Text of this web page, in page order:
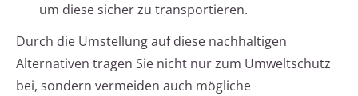
um diese sicher zu transportieren.
Durch die Umstellung auf diese nachhaltigen
Alternativen tragen Sie nicht nur zum Umweltschutz
bei, sondern vermeiden auch mögliche